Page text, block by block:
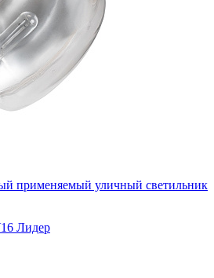
применяемый уличный светильник
Лидер